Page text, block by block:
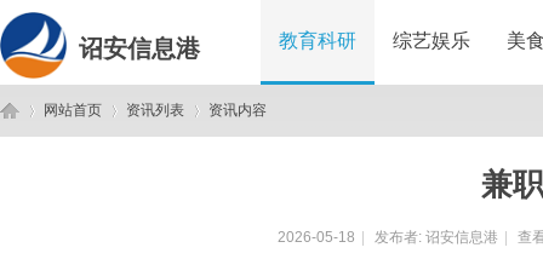
诏安信息港 教育科研 综艺娱乐 美
网站首页 资讯列表 资讯内容
兼职
2026-05-18 发布者: 诏安信息港 查